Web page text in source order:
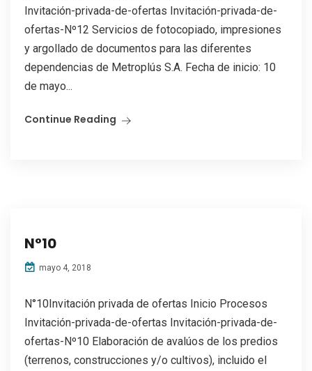
Invitación-privada-de-ofertas Invitación-privada-de-
ofertas-Nº12 Servicios de fotocopiado, impresiones
y argollado de documentos para las diferentes
dependencias de Metroplús S.A. Fecha de inicio: 10
de mayo...
Continue Reading
N°10
mayo 4, 2018
N°10Invitación privada de ofertas Inicio Procesos
Invitación-privada-de-ofertas Invitación-privada-de-
ofertas-Nº10 Elaboración de avalúos de los predios
(terrenos, construcciones y/o cultivos), incluido el